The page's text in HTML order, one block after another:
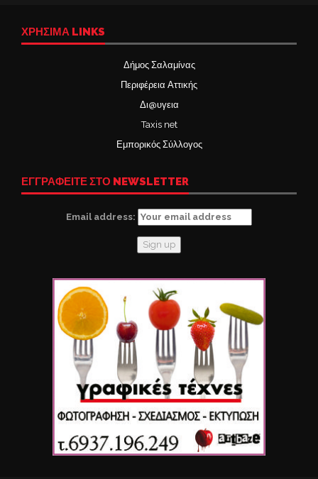
ΧΡΉΣΙΜΑ LINKS
Δήμος Σαλαμίνας
Περιφέρεια Αττικής
Δι@υγεια
Taxis net
Εμπορικός Σύλλογος
ΕΓΓΡΑΦΕΙΤΕ ΣΤΟ NEWSLETTER
Email address: